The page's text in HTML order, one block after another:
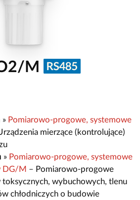
M
» Pomiarowo-progowe, systemowe
mierzące (kontrolujące)
» Pomiarowo-progowe, systemowe
DG/M – Pomiarowo-progowe
wybuchowych, tlenu
chłodniczych o budowie